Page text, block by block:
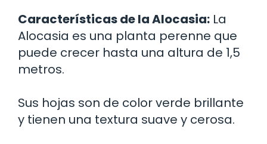
Características de la Alocasia: La
Alocasia es una planta perenne que
puede crecer hasta una altura de 1,5
metros.
Sus hojas son de color verde brillante
y tienen una textura suave y cerosa.